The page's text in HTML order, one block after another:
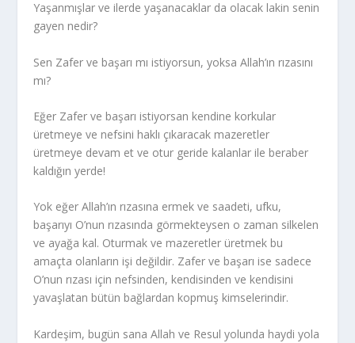
Yaşanmışlar ve ilerde yaşanacaklar da olacak lakin senin
gayen nedir?
Sen Zafer ve başarı mı istiyorsun, yoksa Allah’ın rızasını
mı?
Eğer Zafer ve başarı istiyorsan kendine korkular
üretmeye ve nefsini haklı çıkaracak mazeretler
üretmeye devam et ve otur geride kalanlar ile beraber
kaldığın yerde!
Yok eğer Allah’ın rızasına ermek ve saadeti, ufku,
başarıyı O’nun rızasında görmekteysen o zaman silkelen
ve ayağa kal. Oturmak ve mazeretler üretmek bu
amaçta olanların işi değildir. Zafer ve başarı ise sadece
O’nun rızası için nefsinden, kendisinden ve kendisini
yavaşlatan bütün bağlardan kopmuş kimselerindir.
Kardeşim, bugün sana Allah ve Resul yolunda haydi yola